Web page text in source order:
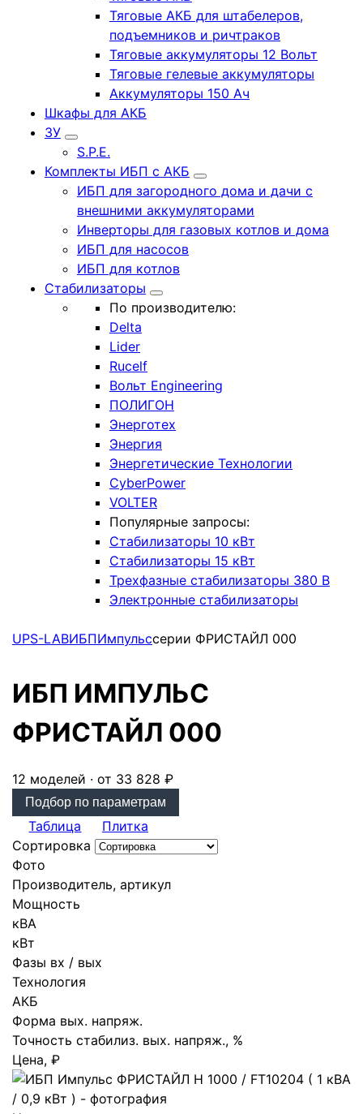
Тяговые АКБ для штабелеров,
подъемников и ричтраков
Тяговые аккумуляторы 12 Вольт
Тяговые гелевые аккумуляторы
Аккумуляторы 150 Ач
Шкафы для АКБ
ЗУ
S.P.E.
Комплекты ИБП с АКБ
ИБП для загородного дома и дачи с
внешними аккумуляторами
Инверторы для газовых котлов и дома
ИБП для насосов
ИБП для котлов
Стабилизаторы
По производителю:
Delta
Lider
Rucelf
Вольт Engineering
ПОЛИГОН
Энерготех
Энергия
Энергетические Технологии
CyberPower
VOLTER
Популярные запросы:
Стабилизаторы 10 кВт
Стабилизаторы 15 кВт
Трехфазные стабилизаторы 380 В
Электронные стабилизаторы
UPS-LABИБПИмпульссерии ФРИСТАЙЛ 000
ИБП ИМПУЛЬС
ФРИСТАЙЛ 000
12 моделей · от 33 828 ₽
Подбор по параметрам
Таблица
Плитка
Сортировка
Фото
Производитель, артикул
Мощность
кВА
кВт
Фазы вх / вых
Технология
АКБ
Форма вых. напряж.
Точность стабилиз. вых. напряж., %
Цена, ₽